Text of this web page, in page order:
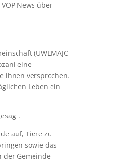
News über
(UWEMAJO
eine
ihnen versprochen,
Leben ein
auf, Tiere zu
sowie das
der Gemeinde